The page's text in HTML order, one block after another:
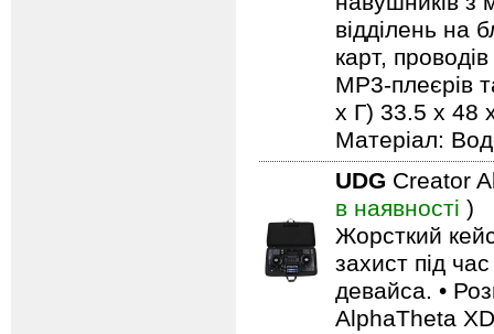
відділень на
карт,
MP3-плеєрів
х Г) 33.5 x 48
Матеріал:
UDG Creator
в наявності )
Жорсткий
захист під
девайса. •
AlphaTheta